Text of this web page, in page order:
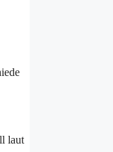
laut